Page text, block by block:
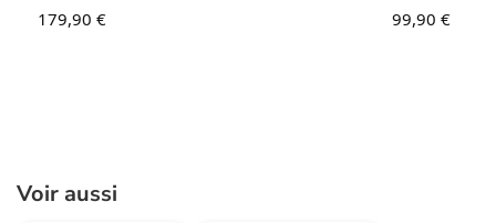
179,90 € 99,90 €
Voir aussi